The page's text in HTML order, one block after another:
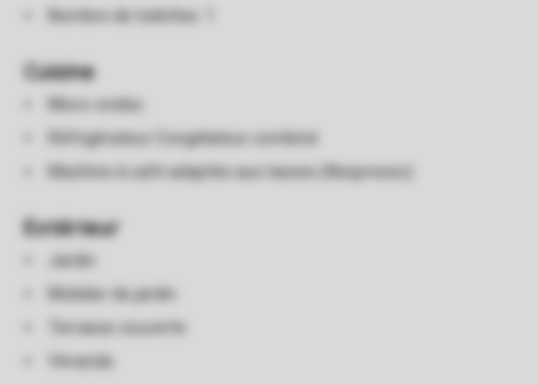
Nombre de toilettes: 1
Cuisine
Micro-ondes
Réfrigérateur Congélateur combiné
Machine à café adaptée aux tasses (Nespresso)
Extérieur
Jardin
Mobilier de jardin
Terrasse couverte
Véranda